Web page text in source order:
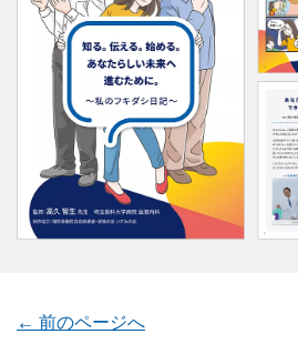
← 前のページへ